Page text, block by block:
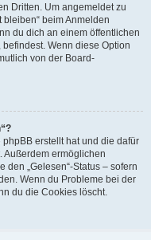
Dritten. Um angemeldet zu
beim Anmelden
du dich an einem öffentlichen
Wenn diese Option
von der Board-
erstellt hat und die dafür
Außerdem ermöglichen
„Gelesen“-Status – sofern
Wenn du Probleme bei der
du die Cookies löscht.